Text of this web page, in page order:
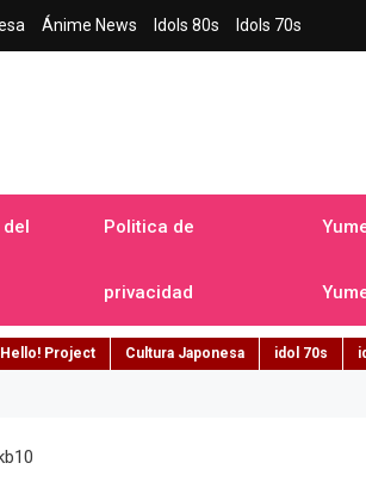
Ánime News Idols 80s Idols 70s
del Politica de
privacidad
Hello! Project Cultura Japonesa idol 70s